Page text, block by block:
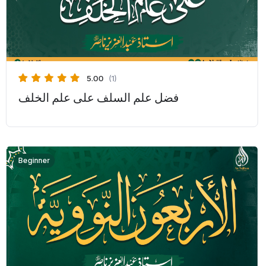
5.00 (1)
فضل علم السلف على علم الخلف
Beginner